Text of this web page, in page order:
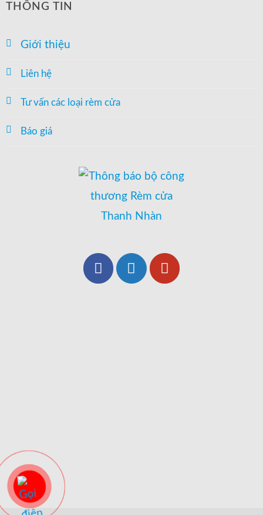
THÔNG TIN
Giới thiệu
Liên hệ
Tư vấn các loại rèm cửa
Báo giá